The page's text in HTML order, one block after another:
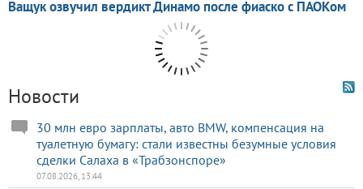
Новости
30 млн евро зарплаты, авто BMW, компенсация на
туалетную бумагу: стали известны безумные условия
сделки Салаха в «Трабзонспоре»
07.08.2026, 13:44